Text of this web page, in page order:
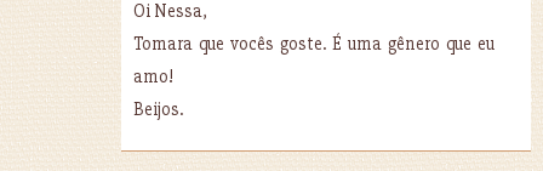
Oi Nessa,
Tomara que vocês goste. É uma gênero que eu
amo!
Beijos.